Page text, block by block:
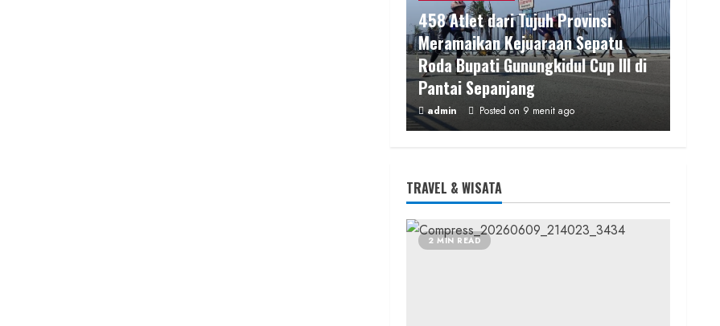
458 Atlet dari Tujuh Provinsi
Meramaikan Kejuaraan Sepatu
Roda Bupati Gunungkidul Cup III di
Pantai Sepanjang
admin Posted on 9 menit ago
Hiburan Music
Dua Lagu Karya Pangdam
VI/Mulawarman Jadi Ikon Kompetisi
TRAVEL & WISATA
2 MIN READ